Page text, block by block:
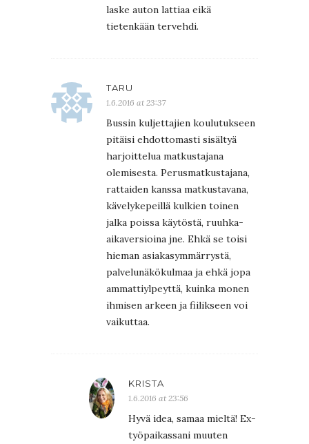
laske auton lattiaa eikä
tietenkään tervehdi.
TARU
1.6.2016 at 23:37
Bussin kuljettajien koulutukseen
pitäisi ehdottomasti sisältyä
harjoittelua matkustajana
olemisesta. Perusmatkustajana,
rattaiden kanssa matkustavana,
kävelykepeillä kulkien toinen
jalka poissa käytöstä, ruuhka-
aikaversioina jne. Ehkä se toisi
hieman asiakasymmärrystä,
palvelunäkökulmaa ja ehkä jopa
ammattiylpeyttä, kuinka monen
ihmisen arkeen ja fiilikseen voi
vaikuttaa.
KRISTA
1.6.2016 at 23:56
Hyvä idea, samaa mieltä! Ex-
työpaikassani muuten